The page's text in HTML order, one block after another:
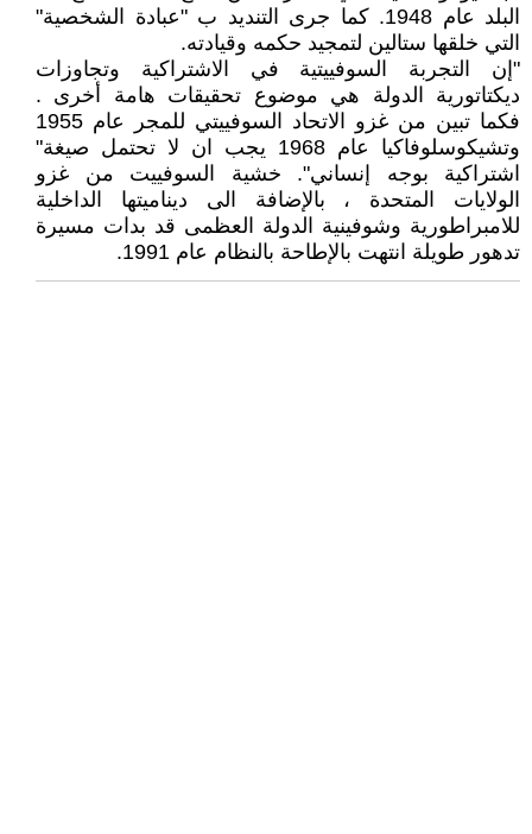
البلد عام 1948. كما جرى التنديد ب "عبادة الشخصية"
التي خلقها ستالين لتمجيد حكمه وقيادته.
"إن التجربة السوفييتية في الاشتراكية وتجاوزات
ديكتاتورية الدولة هي موضوع تحقيقات هامة أخرى .
فكما تبين من غزو الاتحاد السوفييتي للمجر عام 1955
وتشيكوسلوفاكيا عام 1968 يجب ان لا تحتمل صيغة"
اشتراكية بوجه إنساني". خشية السوفييت من غزو
الولايات المتحدة ، بالإضافة الى ديناميتها الداخلية
للامبراطورية وشوفينية الدولة العظمى قد بدات مسيرة
تدهور طويلة انتهت بالإطاحة بالنظام عام 1991.